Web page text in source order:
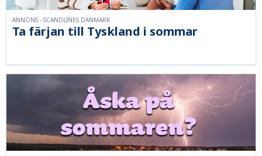
Ta färjan till Tyskland i sommar
ANNONS - SCANDLINES DANMARK